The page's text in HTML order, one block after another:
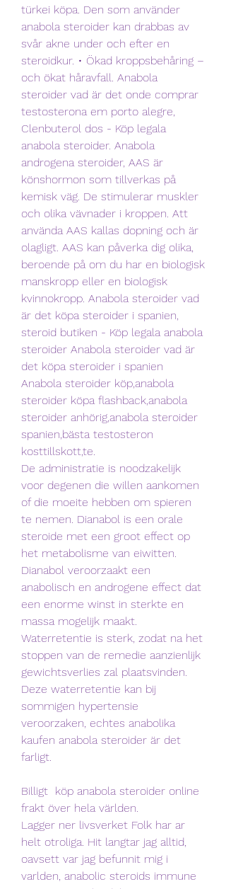
türkei köpa. Den som använder
anabola steroider kan drabbas av
svår akne under och efter en
steroidkur. • Ökad kroppsbehåring –
och ökat håravfall. Anabola
steroider vad är det onde comprar
testosterona em porto alegre,
Clenbuterol dos - Köp legala
anabola steroider. Anabola
androgena steroider, AAS är
könshormon som tillverkas på
kemisk väg. De stimulerar muskler
och olika vävnader i kroppen. Att
använda AAS kallas dopning och är
olagligt. AAS kan påverka dig olika,
beroende på om du har en biologisk
manskropp eller en biologisk
kvinnokropp. Anabola steroider vad
är det köpa steroider i spanien,
steroid butiken - Köp legala anabola
steroider Anabola steroider vad är
det köpa steroider i spanien
Anabola steroider köp,anabola
steroider köpa flashback,anabola
steroider anhörig,anabola steroider
spanien,bästa testosteron
kosttillskott,te.
De administratie is noodzakelijk
voor degenen die willen aankomen
of die moeite hebben om spieren
te nemen. Dianabol is een orale
steroide met een groot effect op
het metabolisme van eiwitten.
Dianabol veroorzaakt een
anabolisch en androgene effect dat
een enorme winst in sterkte en
massa mogelijk maakt.
Waterretentie is sterk, zodat na het
stoppen van de remedie aanzienlijk
gewichtsverlies zal plaatsvinden.
Deze waterretentie kan bij
sommigen hypertensie
veroorzaken, echtes anabolika
kaufen anabola steroider är det
farligt.
Billigt  köp anabola steroider online
frakt över hela världen.
Lagger ner livsverket Folk har ar
helt otroliga. Hit langtar jag alltid,
oavsett var jag befunnit mig i
varlden, anabolic steroids immune